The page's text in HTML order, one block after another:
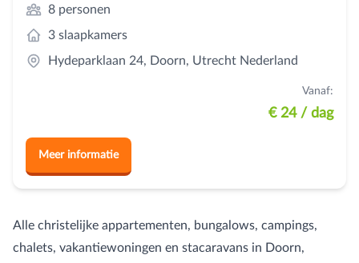
8 personen
3 slaapkamers
Hydeparklaan 24, Doorn, Utrecht Nederland
Vanaf:
€ 24/ dag
Meer informatie
Alle christelijke appartementen, bungalows, campings,
chalets, vakantiewoningen en stacaravans in Doorn,